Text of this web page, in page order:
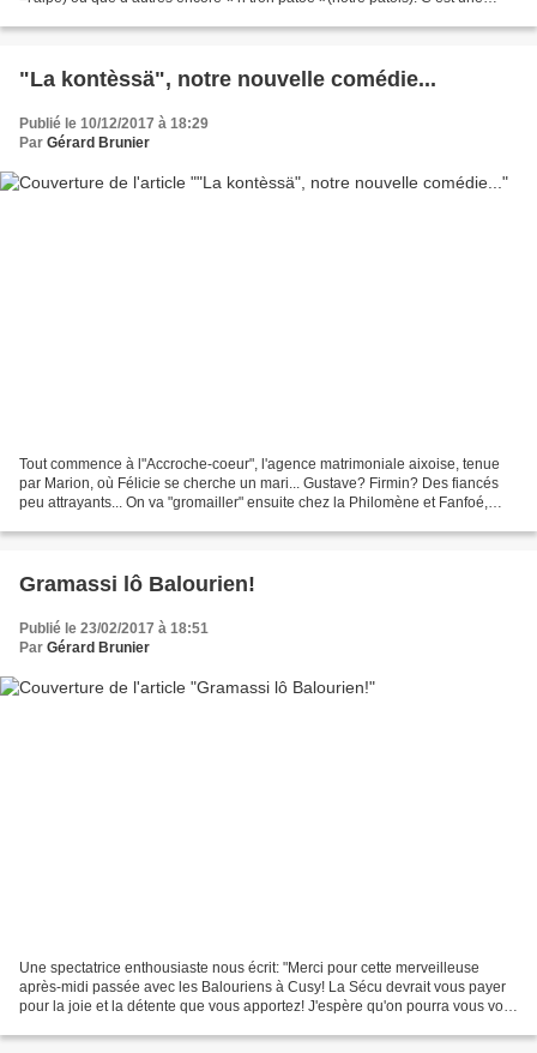
"La kontèssä", notre nouvelle comédie...
Publié le 10/12/2017 à 18:29
Par Gérard Brunier
Tout commence à l"Accroche-coeur", l'agence matrimoniale aixoise, tenue
par Marion, où Félicie se cherche un mari... Gustave? Firmin? Des fiancés
peu attrayants... On va "gromailler" ensuite chez la Philomène et Fanfoé,
Gramassi lô Balourien!
Publié le 23/02/2017 à 18:51
Par Gérard Brunier
Une spectatrice enthousiaste nous écrit: "Merci pour cette merveilleuse
après-midi passée avec les Balouriens à Cusy! La Sécu devrait vous payer
pour la joie et la détente que vous apportez! J'espère qu'on pourra vous voir